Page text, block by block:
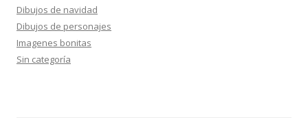
Dibujos de navidad
Dibujos de personajes
Imagenes bonitas
Sin categoría